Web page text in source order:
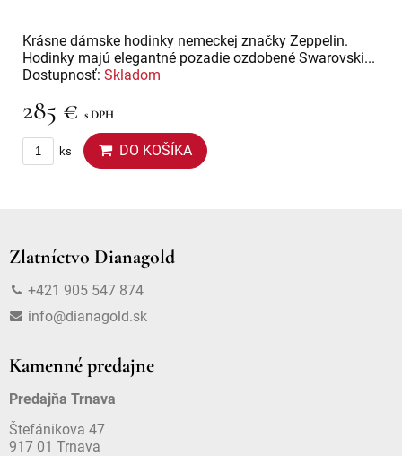
Krásne dámske hodinky nemeckej značky Zeppelin.
Hodinky majú elegantné pozadie ozdobené Swarovski...
Dostupnosť: Skladom
285 € s DPH
ks DO KOŠÍKA
Zlatníctvo Dianagold
+421 905 547 874
info@dianagold.sk
Kamenné predajne
Predajňa Trnava
Štefánikova 47
917 01 Trnava